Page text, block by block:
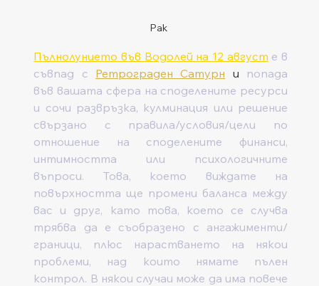
Рак
Пълнолунието във Водолей на 12 август е в
съвпад с Ретрограден Сатурн и попада
във вашата сфера на споделените ресурси
и сочи развръзка, кулминация или решение
свързано с правила/условия/цели по
отношение на споделените финанси,
интимността или психологичните
въпроси. Това, което виждате на
повърхността ще промени баланса между
вас и друг, като това, което се случва
трябва да е съобразено с ангажименти/
граници, плюс нарастването на някои
проблеми, над които нямате пълен
контрол. В някои случаи може да има повече